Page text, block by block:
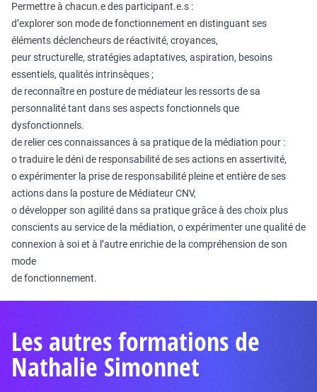
Permettre à chacun.e des participant.e.s :
d’explorer son mode de fonctionnement en distinguant ses
éléments déclencheurs de réactivité, croyances,
peur structurelle, stratégies adaptatives, aspiration, besoins
essentiels, qualités intrinsèques ;
de reconnaître en posture de médiateur les ressorts de sa
personnalité tant dans ses aspects fonctionnels que
dysfonctionnels.
de relier ces connaissances à sa pratique de la médiation pour :
o traduire le déni de responsabilité de ses actions en assertivité,
o expérimenter la prise de responsabilité pleine et entière de ses
actions dans la posture de Médiateur CNV,
o développer son agilité dans sa pratique grâce à des choix plus
conscients au service de la médiation, o expérimenter une qualité de
connexion à soi et à l’autre enrichie de la compréhension de son
mode
de fonctionnement.
Les autres formations de
Nathalie Simonnet